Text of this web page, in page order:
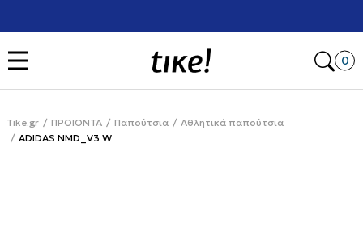
0
Tike.gr ΠΡΟΙΟΝΤΑ Παπούτσια
Αθλητικά παπούτσια
ADIDAS NMD_V3 W